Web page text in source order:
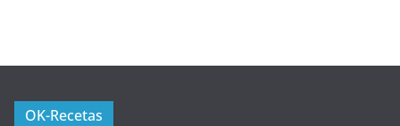
OK-Recetas